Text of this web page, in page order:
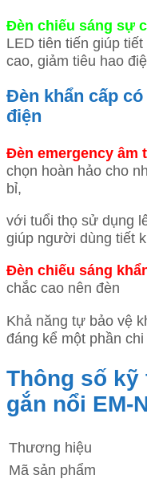
Đèn chiếu sáng sự
LED tiên tiến giúp
cao, giảm tiêu hao
Đèn khẩn cấp
điện
Đèn emergency âm
chọn hoàn hảo cho
bỉ,
với tuổi thọ sử dụng
giúp người dùng tiết
Đèn chiếu sáng
chắc cao nên đèn
Khả năng tự bảo vệ
đáng kể một phần
Thông số kỹ
gắn nổi EM-
Thương hiệu
Mã sản phẩm